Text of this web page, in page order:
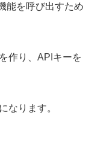
能を呼び出すため
作り、APIキーを
なります。